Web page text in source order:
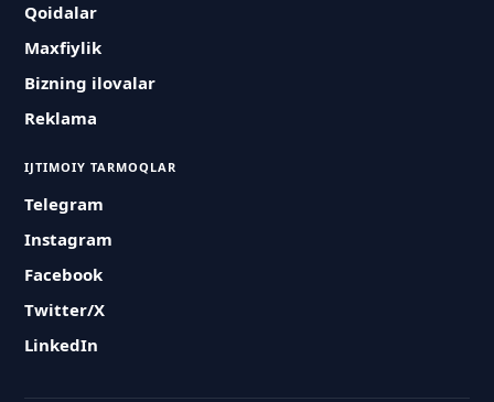
Qoidalar
Maxfiylik
Bizning ilovalar
Reklama
IJTIMOIY TARMOQLAR
Telegram
Instagram
Facebook
Twitter/X
LinkedIn